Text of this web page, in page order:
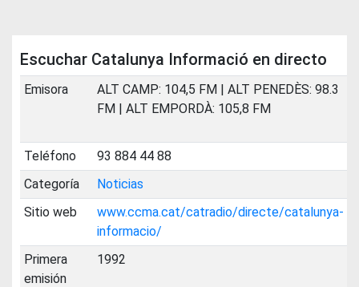
Escuchar Catalunya Informació en directo
Emisora
ALT CAMP: 104,5 FM | ALT PENEDÈS: 98.3
FM | ALT EMPORDÀ: 105,8 FM
Teléfono
93 884 44 88
Categoría
Noticias
Sitio web
www.ccma.cat/catradio/directe/catalunya-
informacio/
Primera
emisión
1992